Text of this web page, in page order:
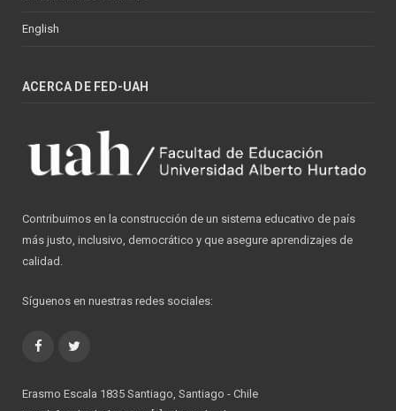
English
ACERCA DE FED-UAH
Contribuimos en la construcción de un sistema educativo de país
más justo, inclusivo, democrático y que asegure aprendizajes de
calidad.
Síguenos en nuestras redes sociales:
Facebook
Erasmo Escala 1835 Santiago, Santiago - Chile